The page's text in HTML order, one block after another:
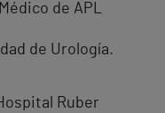
de APL
de Urología.
Ruber